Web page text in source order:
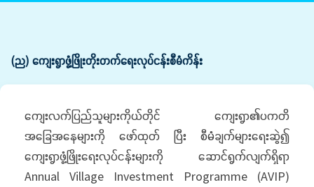
(ည) ကျေးရွာဖွံ့ဖြိုးတိုးတက်ရေးလုပ်ငန်းစီမံကိန်း
ကျေးလက်ပြည်သူများကိုယ်တိုင် ကျေးရွာ၏ပကတိ
အခြေအနေများကို ဖော်ထုတ် ပြီး စီမံချက်များရေးဆွဲ၍
ကျေးရွာဖွံ့ဖြိုးရေးလုပ်ငန်းများကို ဆောင်ရွက်လျက်ရှိရာ
Annual Village Investment Programme (AVIP)